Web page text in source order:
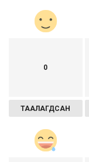
0
ТААЛАГДСАН